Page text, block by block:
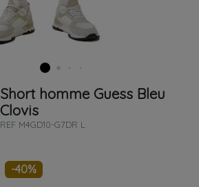
Short homme Guess Bleu
Clovis
REF M4GD10-G7DR L
-40%